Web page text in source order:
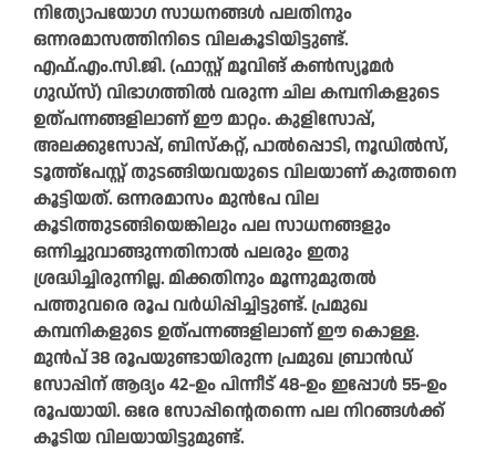
നിത്യോപയോഗ സാധനങ്ങൾ പലതിനും
ഒന്നരമാസത്തിനിടെ വിലകൂടിയിട്ടുണ്ട്.
എഫ്.എം.സി.ജി. (ഫാസ്റ്റ് മൂവിങ് കൺസ്യൂമർ
ഗുഡ്‌സ്) വിഭാഗത്തിൽ വരുന്ന ചില കമ്പനികളുടെ
ഉത്പന്നങ്ങളിലാണ് ഈ മാറ്റം. കുളിസോപ്പ്,
അലക്കുസോപ്പ്, ബിസ്കറ്റ്, പാൽപ്പൊടി, നൂഡിൽസ്,
ടൂത്ത്പേസ്റ്റ് തുടങ്ങിയവയുടെ വിലയാണ് കുത്തനെ
കൂട്ടിയത്. ഒന്നരമാസം മുൻപേ വില
കൂടിത്തുടങ്ങിയെങ്കിലും പല സാധനങ്ങളും
ഒന്നിച്ചുവാങ്ങുന്നതിനാൽ പലരും ഇതു
ശ്രദ്ധിച്ചിരുന്നില്ല. മിക്കതിനും മൂന്നുമുതൽ
പത്തുവരെ രൂപ വർധിപ്പിച്ചിട്ടുണ്ട്. പ്രമുഖ
കമ്പനികളുടെ ഉത്പന്നങ്ങളിലാണ് ഈ കൊള്ള.
മുൻപ് 38 രൂപയുണ്ടായിരുന്ന പ്രമുഖ ബ്രാൻഡ്
സോപ്പിന് ആദ്യം 42-ഉം പിന്നീട് 48-ഉം ഇപ്പോൾ 55-ഉം
രൂപയായി. ഒരേ സോപ്പിന്റെതന്നെ പല നിറങ്ങൾക്ക്
കൂടിയ വിലയായിട്ടുമുണ്ട്.